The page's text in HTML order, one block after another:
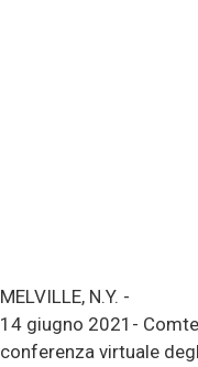
MELVILLE, N.Y. -
14 giugno 2021-
conferenza virtuale